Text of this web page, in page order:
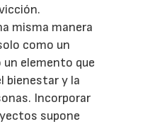
misma manera
como un
elemento que
bienestar y la
Incorporar
supone